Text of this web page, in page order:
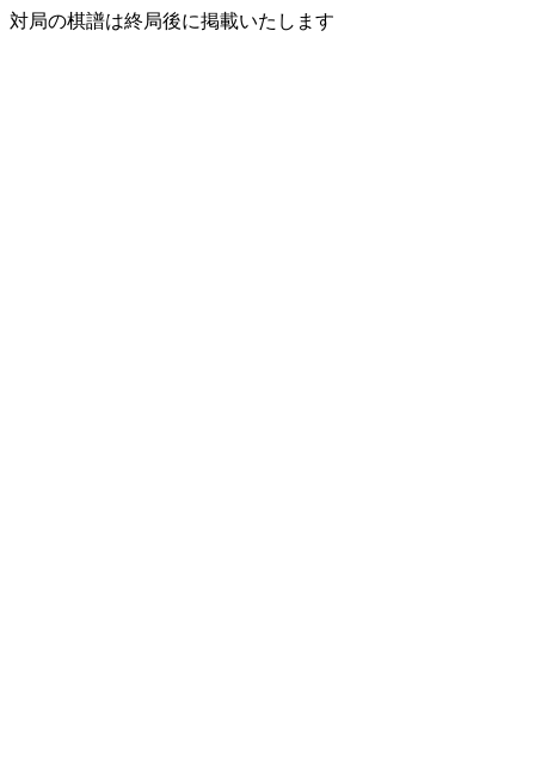
対局の棋譜は終局後に掲載いたします